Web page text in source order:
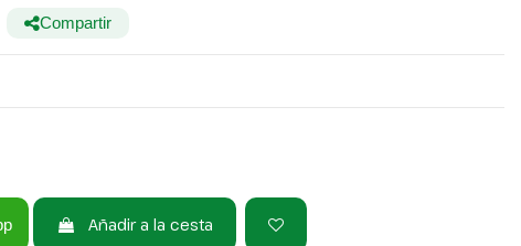
Compartir
Añadir a la cesta